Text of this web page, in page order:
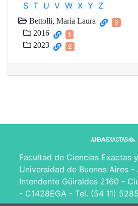
S T U V W X Y Z
Bettolli, María Laura 3
2016 1
2023 2
Facultad de Ciencias Exactas
Universidad de Buenos Aires -
Intendente Güiraldes 2160 -
- C1428EGA - Tel. (54 11)